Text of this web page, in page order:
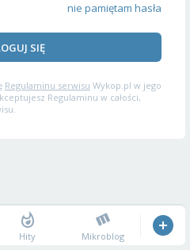
nie pamiętam hasła
SIĘ
Regulaminu serwisu Wykop.pl w jego
Regulaminu w całości,
Hity Mikroblog